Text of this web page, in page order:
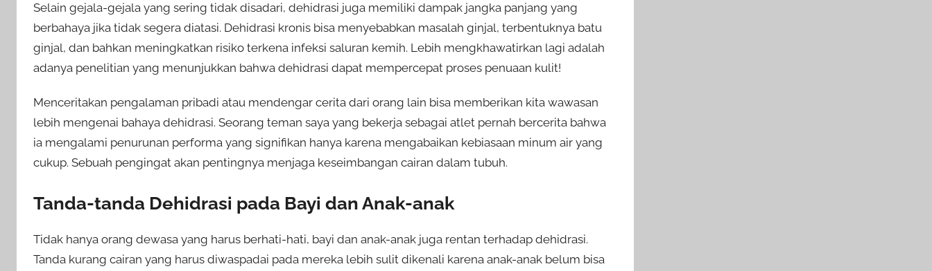
Selain gejala-gejala yang sering tidak disadari, dehidrasi juga memiliki dampak jangka panjang yang
berbahaya jika tidak segera diatasi. Dehidrasi kronis bisa menyebabkan masalah ginjal, terbentuknya batu
ginjal, dan bahkan meningkatkan risiko terkena infeksi saluran kemih. Lebih mengkhawatirkan lagi adalah
adanya penelitian yang menunjukkan bahwa dehidrasi dapat mempercepat proses penuaan kulit!
Menceritakan pengalaman pribadi atau mendengar cerita dari orang lain bisa memberikan kita wawasan
lebih mengenai bahaya dehidrasi. Seorang teman saya yang bekerja sebagai atlet pernah bercerita bahwa
ia mengalami penurunan performa yang signifikan hanya karena mengabaikan kebiasaan minum air yang
cukup. Sebuah pengingat akan pentingnya menjaga keseimbangan cairan dalam tubuh.
Tanda-tanda Dehidrasi pada Bayi dan Anak-anak
Tidak hanya orang dewasa yang harus berhati-hati, bayi dan anak-anak juga rentan terhadap dehidrasi.
Tanda kurang cairan yang harus diwaspadai pada mereka lebih sulit dikenali karena anak-anak belum bisa